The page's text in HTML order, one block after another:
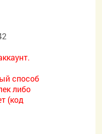
способ
либо
(код